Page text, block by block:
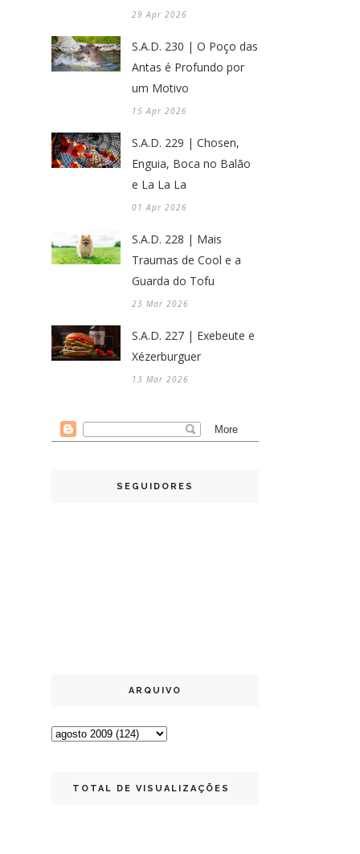
29 Apr 2026
S.A.D. 230 | O Poço das
Antas é Profundo por
um Motivo
15 Apr 2026
S.A.D. 229 | Chosen,
Enguia, Boca no Balão
e La La La
01 Apr 2026
S.A.D. 228 | Mais
Traumas de Cool e a
Guarda do Tofu
23 Mar 2026
S.A.D. 227 | Exebeute e
Xézerburguer
13 Mar 2026
SEGUIDORES
ARQUIVO
TOTAL DE VISUALIZAÇÕES